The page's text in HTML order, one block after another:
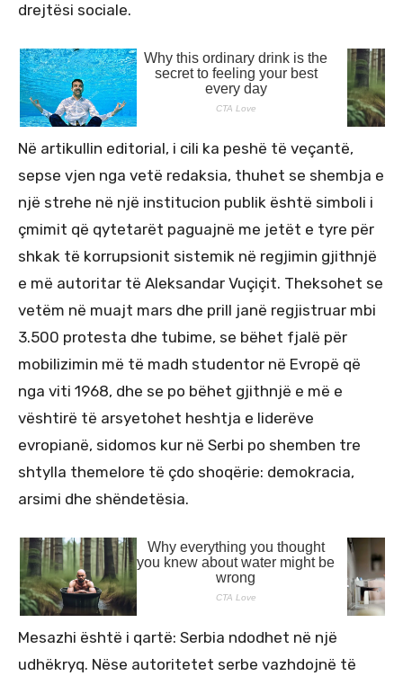
drejtësi sociale.
Në artikullin editorial, i cili ka peshë të veçantë,
sepse vjen nga vetë redaksia, thuhet se shembja e
një strehe në një institucion publik është simboli i
çmimit që qytetarët paguajnë me jetët e tyre për
shkak të korrupsionit sistemik në regjimin gjithnjë
e më autoritar të Aleksandar Vuçiçit. Theksohet se
vetëm në muajt mars dhe prill janë regjistruar mbi
3.500 protesta dhe tubime, se bëhet fjalë për
mobilizimin më të madh studentor në Evropë që
nga viti 1968, dhe se po bëhet gjithnjë e më e
vështirë të arsyetohet heshtja e liderëve
evropianë, sidomos kur në Serbi po shemben tre
shtylla themelore të çdo shoqërie: demokracia,
arsimi dhe shëndetësia.
Mesazhi është i qartë: Serbia ndodhet në një
udhëkryq. Nëse autoritetet serbe vazhdojnë të